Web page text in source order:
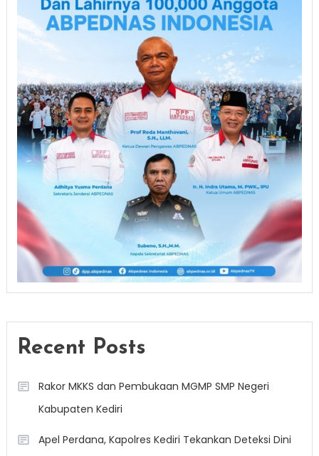
Recent Posts
Rakor MKKS dan Pembukaan MGMP SMP Negeri
Kabupaten Kediri
Apel Perdana, Kapolres Kediri Tekankan Deteksi Dini